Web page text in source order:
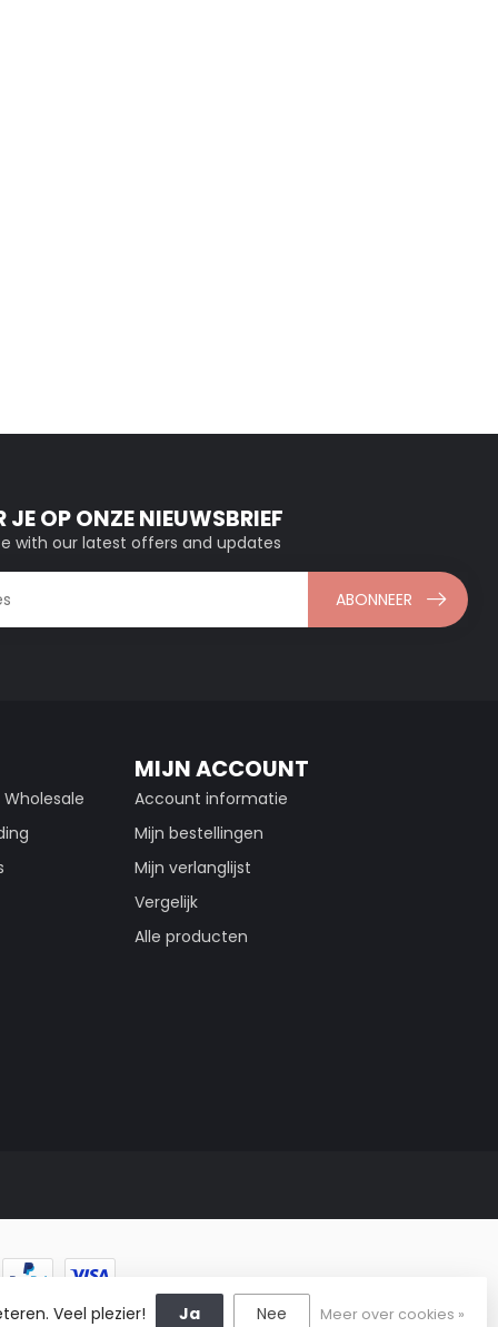
JE OP ONZE NIEUWSBRIEF
with our latest offers and updates
ABONNEER
MIJN ACCOUNT
Account informatie
Mijn bestellingen
Mijn verlanglijst
Vergelijk
Alle producten
Veel plezier! Ja Nee Meer over cookies »